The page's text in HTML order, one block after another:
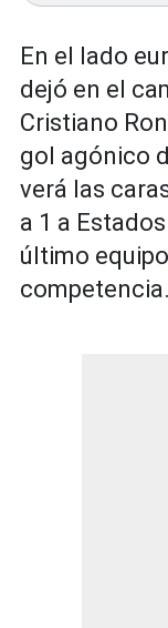
En el lado
dejó en el
Cristiano
gol agónico
verá las
a 1 a
último
competencia.